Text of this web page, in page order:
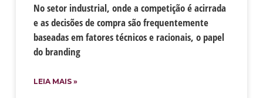
No setor industrial, onde a competição é acirrada
e as decisões de compra são frequentemente
baseadas em fatores técnicos e racionais, o papel
do branding
LEIA MAIS »